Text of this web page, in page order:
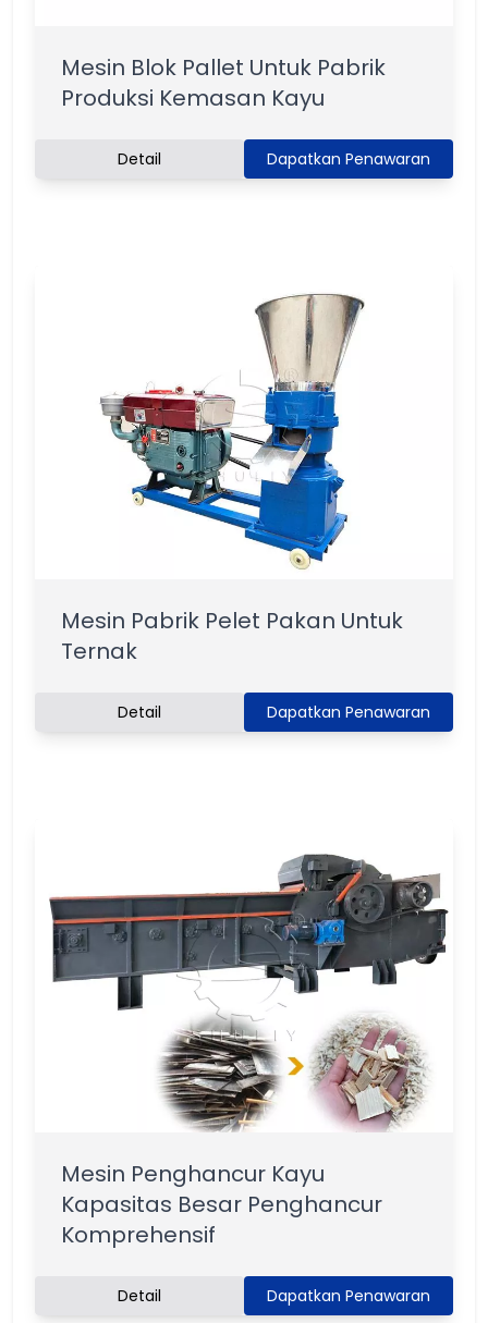
Mesin Blok Pallet Untuk Pabrik
Produksi Kemasan Kayu
Detail Dapatkan Penawaran
Mesin Pabrik Pelet Pakan Untuk
Ternak
Detail Dapatkan Penawaran
Mesin Penghancur Kayu
Kapasitas Besar Penghancur
Komprehensif
Detail Dapatkan Penawaran